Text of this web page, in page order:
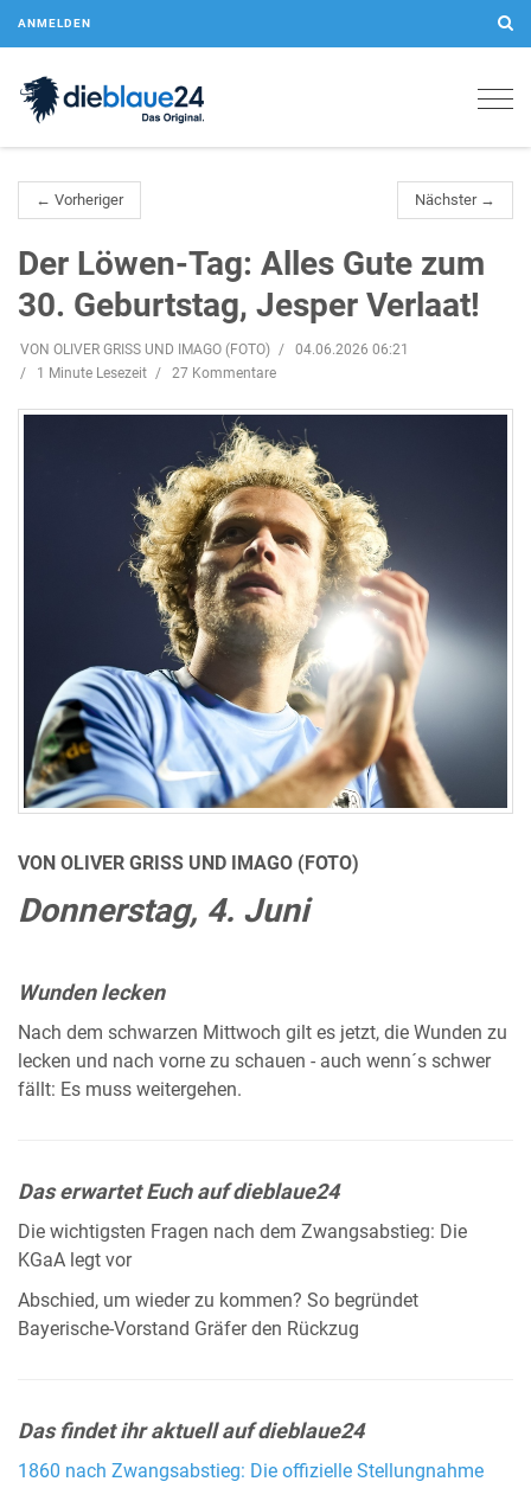
ANMELDEN
← Vorheriger Nächster →
Der Löwen-Tag: Alles Gute zum
30. Geburtstag, Jesper Verlaat!
VON OLIVER GRISS UND IMAGO (FOTO)
04.06.2026 06:21
1 Minute Lesezeit
27 Kommentare
VON OLIVER GRISS UND IMAGO (FOTO)
Donnerstag, 4. Juni
Wunden lecken
Nach dem schwarzen Mittwoch gilt es jetzt, die Wunden zu
lecken und nach vorne zu schauen - auch wenn´s schwer
fällt: Es muss weitergehen.
Das erwartet Euch auf dieblaue24
Die wichtigsten Fragen nach dem Zwangsabstieg: Die
KGaA legt vor
Abschied, um wieder zu kommen? So begründet
Bayerische-Vorstand Gräfer den Rückzug
Das findet ihr aktuell auf dieblaue24
1860 nach Zwangsabstieg: Die offizielle Stellungnahme